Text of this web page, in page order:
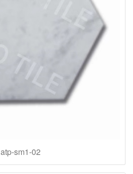
atp-sm1-02